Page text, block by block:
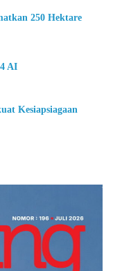
250 Hektare
AI